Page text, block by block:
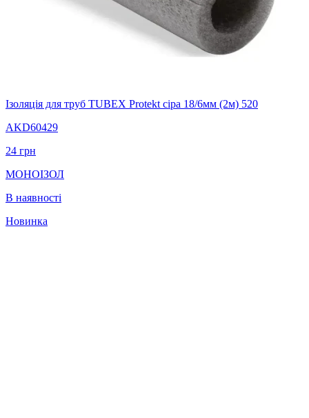
Ізоляція для труб TUBEX Protekt сіра 18/6мм (2м) 520
AKD60429
24 грн
МОНОІЗОЛ
В наявності
Новинка